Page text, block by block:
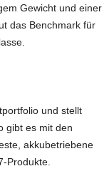
Gewicht und einer
das Benchmark für
und stellt
gibt es mit den
akkubetriebene
Produkte.